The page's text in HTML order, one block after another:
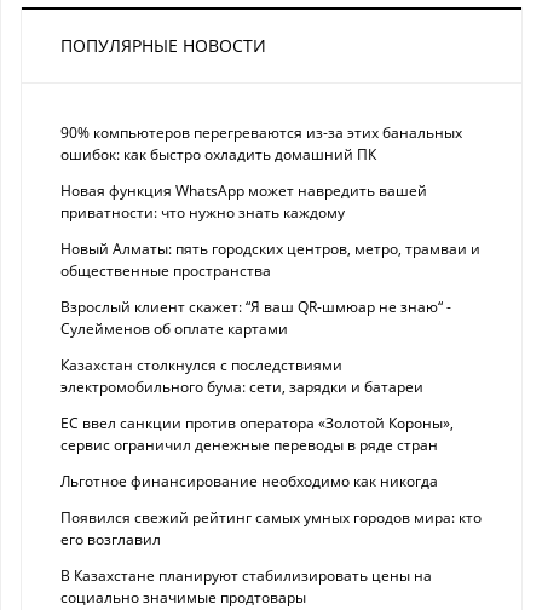
ПОПУЛЯРНЫЕ НОВОСТИ
90% компьютеров перегреваются из-за этих банальных
ошибок: как быстро охладить домашний ПК
Новая функция WhatsApp может навредить вашей
приватности: что нужно знать каждому
Новый Алматы: пять городских центров, метро, трамваи и
общественные пространства
Взрослый клиент скажет: “Я ваш QR-шмюар не знаю“ -
Сулейменов об оплате картами
Казахстан столкнулся с последствиями
электромобильного бума: сети, зарядки и батареи
ЕС ввел санкции против оператора «Золотой Короны»,
сервис ограничил денежные переводы в ряде стран
Льготное финансирование необходимо как никогда
Появился свежий рейтинг самых умных городов мира: кто
его возглавил
В Казахстане планируют стабилизировать цены на
социально значимые продтовары